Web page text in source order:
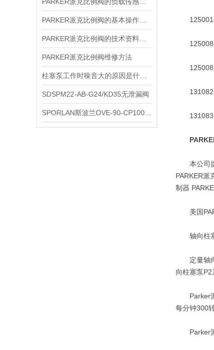
PARKER派克比例阀维修方法
SDSPM22-AB-G24/KD35无泄漏阀
125001-
125008-
125008-
131082-
131083-
本公司提
PARKER派
制器
美国
轴向柱塞
定量轴向
向柱塞泵P2
Parker派
每分钟300
Parker派